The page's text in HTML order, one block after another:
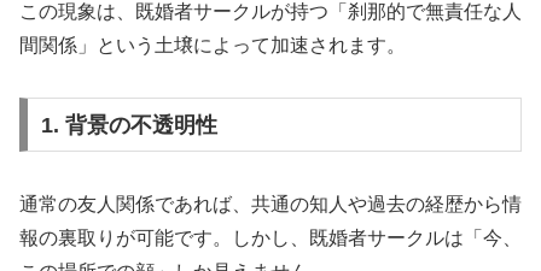
この現象は、既婚者サークルが持つ「刹那的で無責任な人
間関係」という土壌によって加速されます。
1. 背景の不透明性
通常の友人関係であれば、共通の知人や過去の経歴から情
報の裏取りが可能です。しかし、既婚者サークルは「今、